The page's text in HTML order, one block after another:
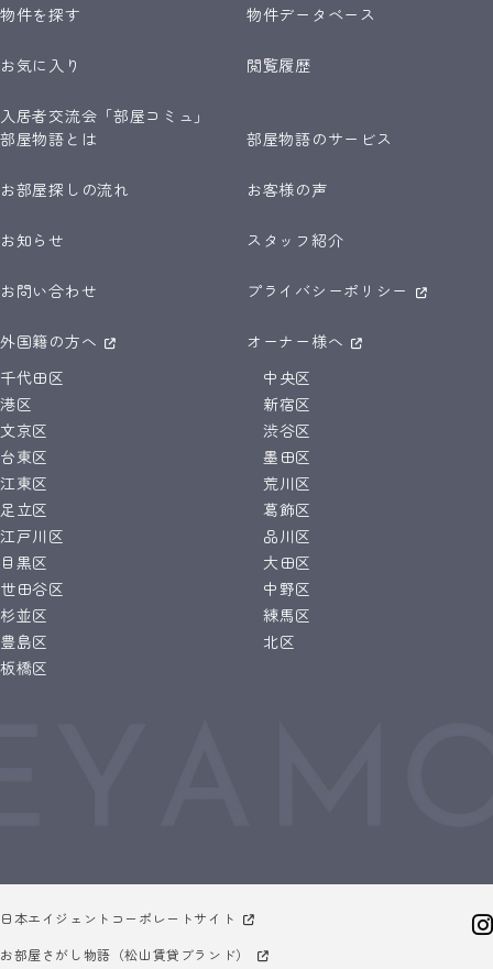
物件を探す 物件データベース
お気に入り 閲覧履歴
入居者交流会「部屋コミュ」
部屋物語とは
部屋物語のサービス
お部屋探しの流れ お客様の声
お知らせ スタッフ紹介
お問い合わせ プライバシーポリシー
外国籍の方へ
オーナー様へ
千代田区
中央区
港区
新宿区
文京区
渋谷区
台東区
墨田区
江東区
荒川区
足立区
葛飾区
江戸川区
品川区
目黒区
大田区
世田谷区
中野区
杉並区
練馬区
豊島区
北区
板橋区
日本エイジェントコーポレートサイト
お部屋さがし物語（松山賃貸ブランド）